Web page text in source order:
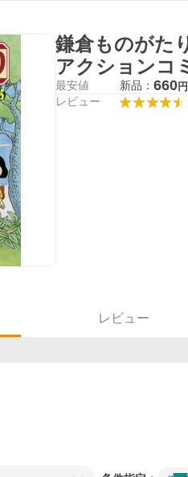
鎌倉ものがた
アクションコ
最安値 新品： 660円
レビュー
レビュー